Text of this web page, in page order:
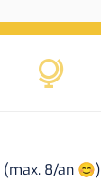
8/an 😊)